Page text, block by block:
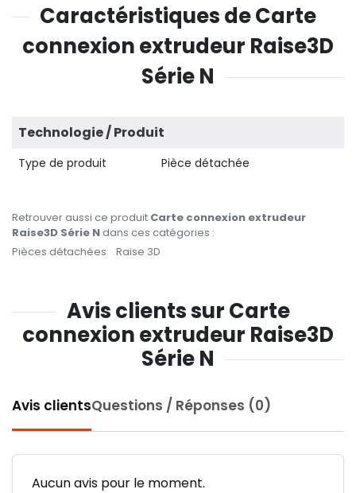
Caractéristiques de Carte
connexion extrudeur Raise3D
Série N
Technologie / Produit
Type de produit Pièce détachée
Retrouver aussi ce produit Carte connexion extrudeur
Raise3D Série Ndans ces catégories :
Pièces détachées
Raise 3D
Avis clients sur Carte
connexion extrudeur Raise3D
Série N
Avis clientsQuestions / Réponses (0)
Aucun avis pour le moment.